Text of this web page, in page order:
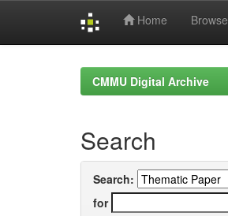
Home Browse
CMMU Digital Archive
Search
Search:
for